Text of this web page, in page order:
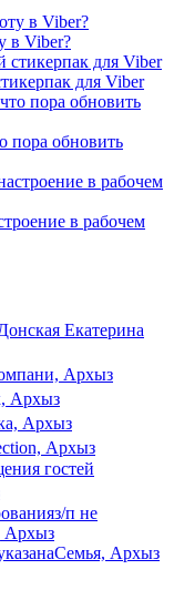
в Viber?
для Viber
пора обновить
в рабочем
Екатерина
Архыз
Архыз
Архыз
Архыз
гостей
з/п не
Архыз
Семья, Архыз